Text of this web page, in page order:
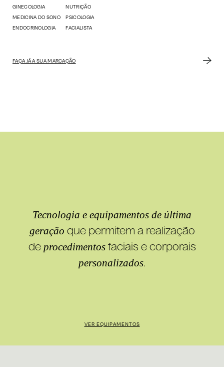
GINECOLOGIA
MEDICINA DO SONO
ENDOCRINOLOGIA
NUTRIÇÃO
PSICOLOGIA
FACIALISTA
FAÇA JÁ A SUA MARCAÇÃO
Tecnologia e equipamentos de última
geração que permitem a realização
de procedimentosfaciais e corporais
personalizados
VER EQUIPAMENTOS